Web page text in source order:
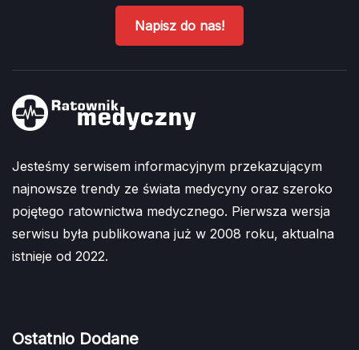
Napisz do nas!
Jesteśmy serwisem informacyjnym przekazującym
najnowsze trendy ze świata medycyny oraz szeroko
pojętego ratownictwa medycznego. Pierwsza wersja
serwisu była publikowana już w 2008 roku, aktualna
istnieje od 2022.
Ostatnio Dodane